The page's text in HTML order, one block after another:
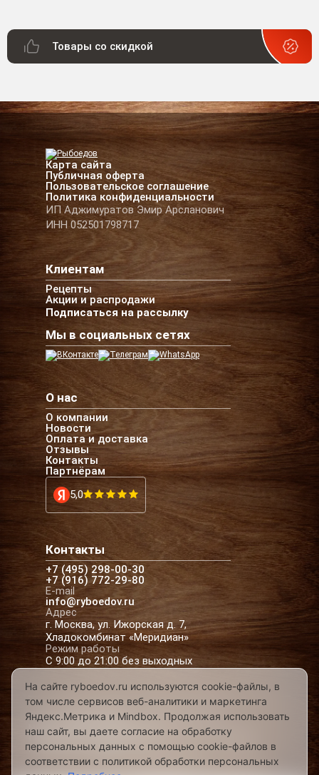
Товары со скидкой
Карта сайта
Публичная оферта
Пользовательское соглашение
Политика конфиденциальности
ИП Аджимуратов Эмир Арсланович
ИНН 052501798717
Клиентам
Рецепты
Акции и распродажи
Подписаться на рассылку
Мы в социальных сетях
О нас
О компании
Новости
Оплата и доставка
Отзывы
Контакты
Партнёрам
5,0
Контакты
+7 (495) 298-00-30
+7 (916) 772-29-80
E-mail
info@ryboedov.ru
Адрес
г. Москва, ул. Ижорская д. 7,
Хладокомбинат «Меридиан»
Режим работы
С 9:00 до 21:00 без выходных
© 2026,Рыбоедовъ— доставка рыбы и
морепродуктов в Москве
Предложения на сайте не являются офертой
Разработано в
На сайте ryboedov.ru используются cookie-файлы, в
том числе сервисов веб-аналитики и маркетинга
Яндекс.Метрика и Mindbox. Продолжая использовать
наш сайт, вы даете согласие на обработку
персональных данных с помощью cookie-файлов в
соответствии с политикой обработки персональных